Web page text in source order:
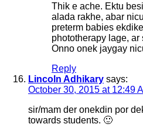
Thik e ache. Ektu
alada rakhe, abar
preterm babies
phototherapy lage,
Onno onek jaygay
Reply
Lincoln Adhikary says:
October 30, 2015 at 12:49
sir/mam der onekdin por
towards students. 🙂